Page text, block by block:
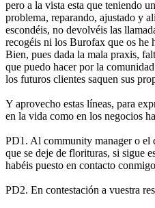
pero a la vista esta que teniendo
problema, reparando, ajustado y
escondéis, no devolvéis las
recogéis ni los Burofax que os he
Bien, pues dada la mala praxis,
que puedo hacer por la
los futuros clientes saquen sus
Y aprovecho estas líneas, para
en la vida como en los negocios
PD1. Al community manager o el
que se deje de florituras, si sigue
habéis puesto en contacto
PD2. En contestación a vuestra